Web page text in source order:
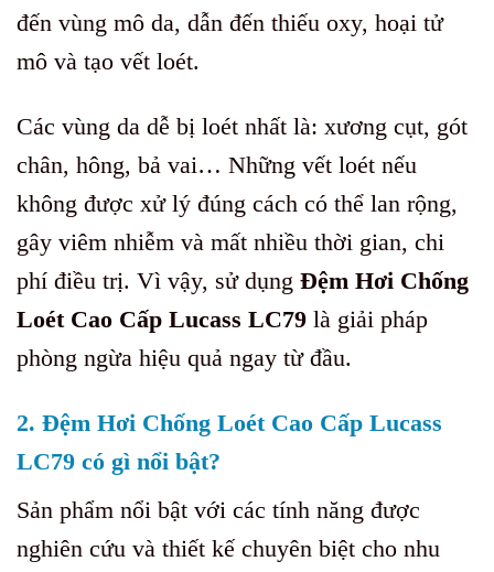
đến vùng mô da, dẫn đến thiếu oxy, hoại tử
mô và tạo vết loét.
Các vùng da dễ bị loét nhất là: xương cụt, gót
chân, hông, bả vai… Những vết loét nếu
không được xử lý đúng cách có thể lan rộng,
gây viêm nhiễm và mất nhiều thời gian, chi
phí điều trị. Vì vậy, sử dụng Đệm Hơi Chống
Loét Cao Cấp Lucass LC79 là giải pháp
phòng ngừa hiệu quả ngay từ đầu.
2. Đệm Hơi Chống Loét Cao Cấp Lucass
LC79 có gì nổi bật?
Sản phẩm nổi bật với các tính năng được
nghiên cứu và thiết kế chuyên biệt cho nhu